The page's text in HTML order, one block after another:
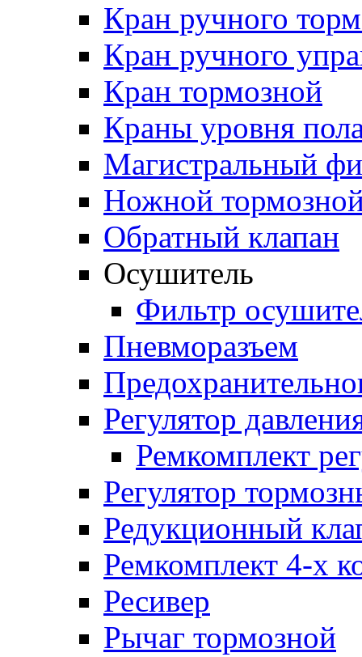
Кран ручного
Кран ручного
Кран тормозной
Краны уровня
Магистральный
Ножной
Обратный клапан
Осушитель
Фильтр
Пневморазъем
Регулятор
Ремкомплект
Регулятор
Редукционный
Ремкомплект 4-х
Ресивер
Рычаг тормозной